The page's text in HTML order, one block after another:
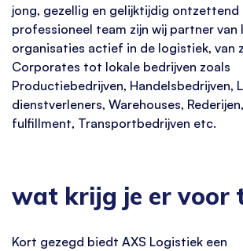
jong, gezellig en gelijktijdig ontzettend
professioneel team zijn wij partner
organisaties actief in de logistiek, van
Corporates tot lokale bedrijven zoals
Productiebedrijven, Handelsbedrijven,
dienstverleners, Warehouses,
fulfillment, Transportbedrijven etc.
wat krijg je er voor
Kort gezegd biedt AXS Logistiek een